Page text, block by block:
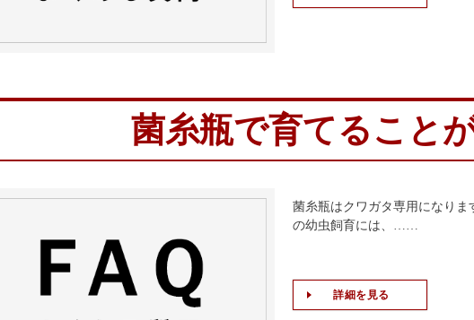
菌糸瓶で育てること
菌糸瓶はクワガタ専用になり
の幼虫飼育には、……
詳細を見る